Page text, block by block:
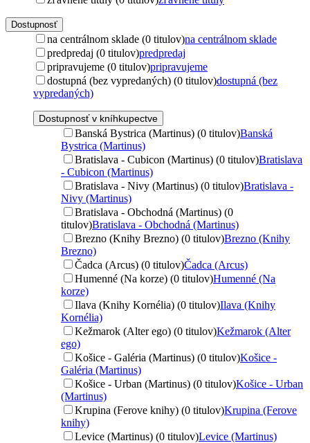
Dostupnosť
na centrálnom sklade (0 titulov)na centrálnom sklade
predpredaj (0 titulov)predpredaj
pripravujeme (0 titulov)pripravujeme
dostupná (bez vypredaných) (0 titulov)dostupná (bez
vypredaných)
Dostupnosť v kníhkupectve
Banská Bystrica (Martinus) (0 titulov)Banská
Bystrica (Martinus)
Bratislava - Cubicon (Martinus) (0 titulov)Bratislava
- Cubicon (Martinus)
Bratislava - Nivy (Martinus) (0 titulov)Bratislava -
Nivy (Martinus)
Bratislava - Obchodná (Martinus) (0
titulov)Bratislava - Obchodná (Martinus)
Brezno (Knihy Brezno) (0 titulov)Brezno (Knihy
Brezno)
Čadca (Arcus) (0 titulov)Čadca (Arcus)
Humenné (Na korze) (0 titulov)Humenné (Na
korze)
Ilava (Knihy Kornélia) (0 titulov)Ilava (Knihy
Kornélia)
Kežmarok (Alter ego) (0 titulov)Kežmarok (Alter
ego)
Košice - Galéria (Martinus) (0 titulov)Košice -
Galéria (Martinus)
Košice - Urban (Martinus) (0 titulov)Košice - Urban
(Martinus)
Krupina (Ferove knihy) (0 titulov)Krupina (Ferove
knihy)
Levice (Martinus) (0 titulov)Levice (Martinus)